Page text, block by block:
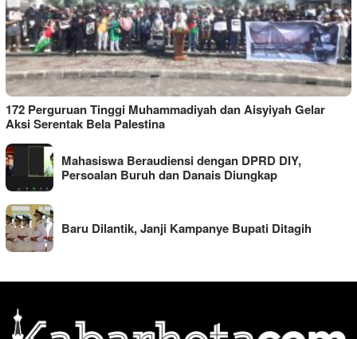
172 Perguruan Tinggi Muhammadiyah dan Aisyiyah Gelar
Aksi Serentak Bela Palestina
Mahasiswa Beraudiensi dengan DPRD DIY,
Persoalan Buruh dan Danais Diungkap
Baru Dilantik, Janji Kampanye Bupati Ditagih